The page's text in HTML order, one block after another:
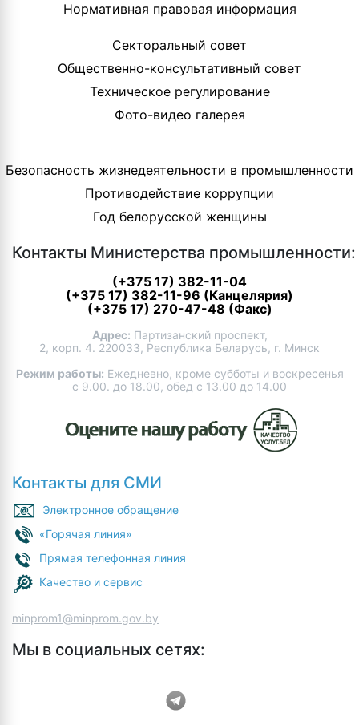
Нормативная правовая информация
Секторальный совет
Общественно-консультативный совет
Техническое регулирование
Фото-видео галерея
Безопасность жизнедеятельности в промышленности
Противодействие коррупции
Год белорусской женщины
Контакты Министерства промышленности:
(+375 17) 382-11-04
(+375 17) 382-11-96 (Канцелярия)
(+375 17) 270-47-48 (Факс)
Адрес: Партизанский проспект,
2, корп. 4. 220033, Республика Беларусь, г. Минск
Режим работы: Ежедневно, кроме субботы и воскресенья
с 9.00. до 18.00, обед с 13.00 до 14.00
Контакты для СМИ
Электронное обращение
«Горячая линия»
Прямая телефонная линия
Качество и сервис
minprom1@minprom.gov.by
Мы в социальных сетях: